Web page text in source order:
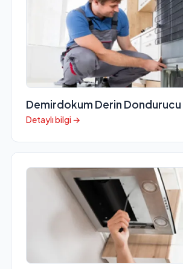
Demirdokum Derin Dondurucu
Detaylı bilgi →